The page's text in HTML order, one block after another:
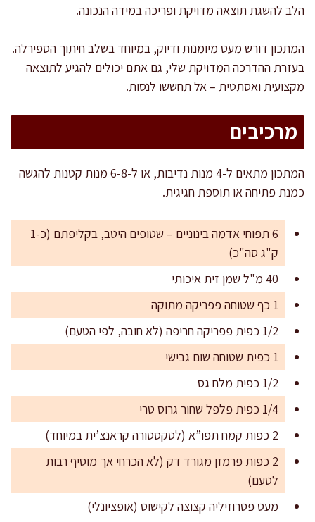
הלב להשגת תוצאה מדויקת ופריכה במידה הנכונה.
המתכון דורש מעט מיומנות ודיוק, במיוחד בשלב חיתוך הספירלה.
בעזרת ההדרכה המדויקת שלי, גם אתם יכולים להגיע לתוצאה
מקצועית ואסתטית – אל תחששו לנסות.
מרכיבים
המתכון מתאים ל-4 מנות נדיבות, או ל-6-8 מנות קטנות להגשה
כמנת פתיחה או תוספת חגיגית.
6 תפוחי אדמה בינוניים – שטופים היטב, בקליפתם (כ-1
ק"ג סה"כ)
40 מ"ל שמן זית איכותי
1 כף שטוחה פפריקה מתוקה
1/2 כפית פפריקה חריפה (לא חובה, לפי הטעם)
1 כפית שטוחה שום גבישי
1/2 כפית מלח גס
1/4 כפית פלפל שחור גרוס טרי
2 כפות קמח תפו”א (לטקסטורה קראנצ’ית במיוחד)
2 כפות פרמזן מגורד דק (לא הכרחי אך מוסיף רבות
לטעם)
מעט פטרוזיליה קצוצה לקישוט (אופציונלי)